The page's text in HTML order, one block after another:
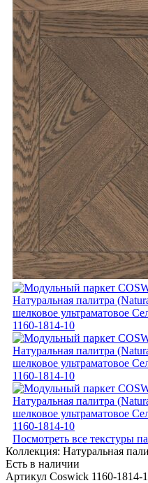
Посмотреть все текстуры
Коллекция: Натуральная
Есть в наличии
Артикул Coswick 1160-1814-